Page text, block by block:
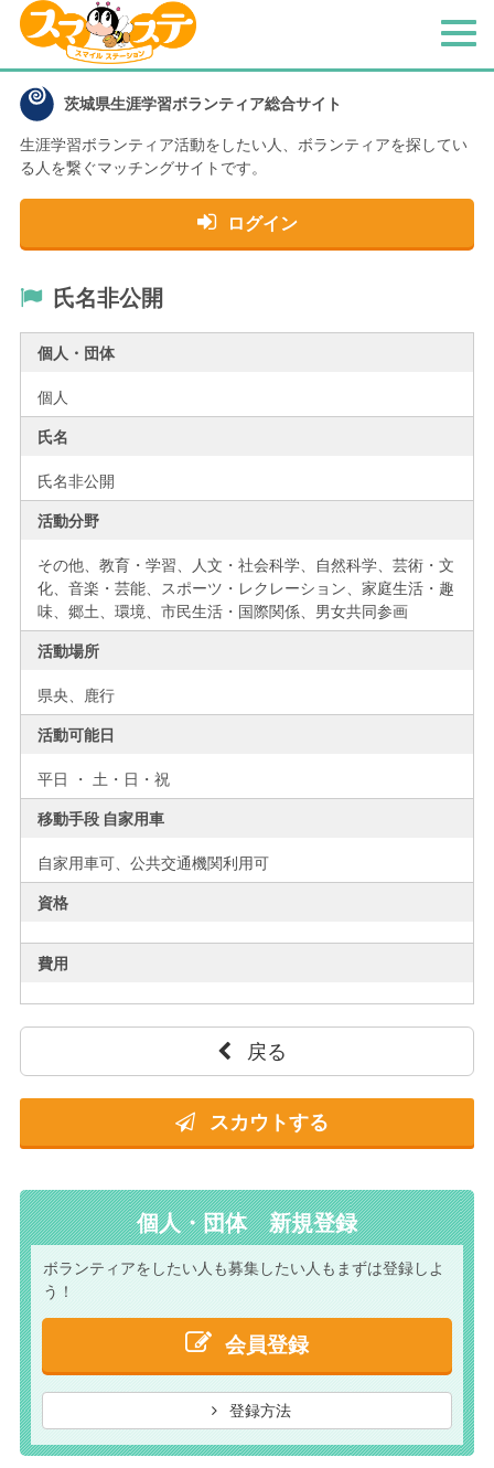
茨城県生涯学習ボランティア総合サイト
生涯学習ボランティア活動をしたい人、 ボランティアを探してい
る人を繋ぐマッチングサイトです。
ログイン
メ
氏名非公開
個人・団体
個人
氏名
氏名非公開
活動分野
その他、教育・学習、人文・社会科学、自然科学、芸術・文
化、音楽・芸能、スポーツ・レクレーション、家庭生活・趣
味、郷土、環境、市民生活・国際関係、男女共同参画
活動場所
県央、 鹿行
活動可能日
平日 ・ 土・日・祝
移動手段 自家用車
自家用車可、公共交通機関利用可
資格
費用
戻る
スカウトする
個人・団体 新規登録
ボランティアをしたい人も募集したい人もまずは登録しよ
う！
会員登録
登録方法